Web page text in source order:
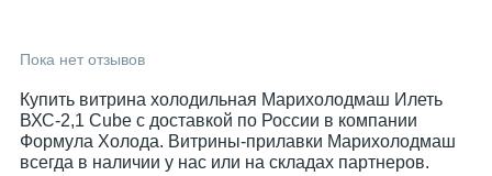
Пока нет отзывов
Купить витрина холодильная Марихолодмаш Илеть
ВХС-2,1 Cube с доставкой по России в компании
Формула Холода. Витрины-прилавки Марихолодмаш
всегда в наличии у нас или на складах партнеров.